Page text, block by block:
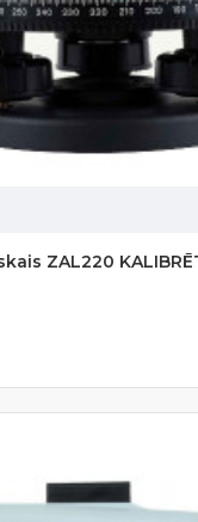
ZAL220